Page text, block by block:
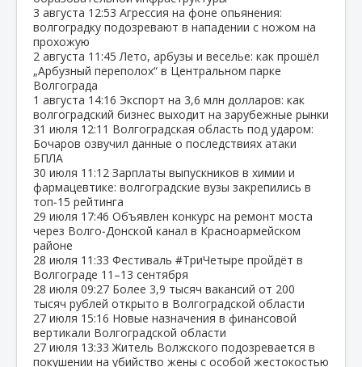
3 августа 12:53 Агрессия на фоне опьянения:
волгоградку подозревают в нападении с ножом на
прохожую
2 августа 11:45 Лето, арбузы и веселье: как прошёл
„Арбузный переполох“ в Центральном парке
Волгограда
1 августа 14:16 Экспорт на 3,6 млн долларов: как
волгоградский бизнес выходит на зарубежные рынки
31 июля 12:11 Волгоградская область под ударом:
Бочаров озвучил данные о последствиях атаки
БПЛА
30 июля 11:12 Зарплаты выпускников в химии и
фармацевтике: волгоградские вузы закрепились в
топ‑15 рейтинга
29 июля 17:46 Объявлен конкурс на ремонт моста
через Волго‑Донской канал в Красноармейском
районе
28 июля 11:33 Фестиваль #ТриЧетыре пройдёт в
Волгограде 11–13 сентября
28 июля 09:27 Более 3,9 тысяч вакансий от 200
тысяч рублей открыто в Волгоградской области
27 июля 15:16 Новые назначения в финансовой
вертикали Волгоградской области
27 июля 13:33 Житель Волжского подозревается в
покушении на убийство жены с особой жестокостью